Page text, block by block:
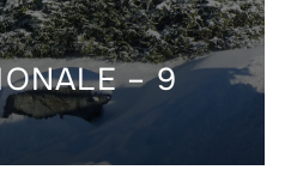
– 9